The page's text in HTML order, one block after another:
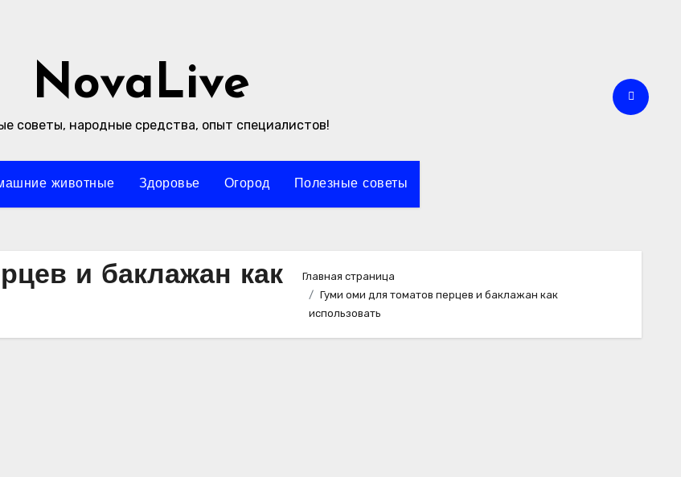
NovaLive
советы, народные средства, опыт специалистов!
животные Здоровье Огород Полезные советы
и баклажан как
Главная страница
Гуми оми для томатов перцев и баклажан как
использовать